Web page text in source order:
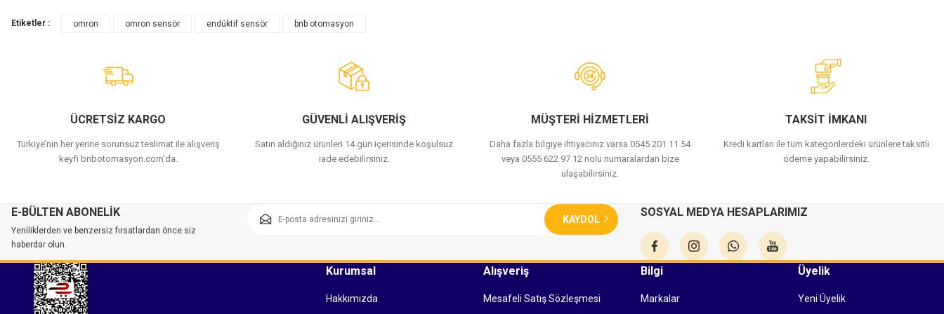
Etiketler : omron omron sensör endüktif sensör bnb otomasyon
ÜCRETSİZ KARGO
Türkiye’nin her yerine sorunsuz teslimat ile alışveriş
keyfi bnbotomasyon.com'da.
GÜVENLİ ALIŞVERİŞ
Satın aldığınız ürünleri 14 gün içerisinde koşulsuz
iade edebilirsiniz.
MÜŞTERİ HİZMETLERİ
Daha fazla bilgiye ihtiyacınız varsa 0545 201 11 54
veya 0555 622 97 12 nolu numaralardan bize
ulaşabilirsiniz.
TAKSİT İMKANI
Kredi kartları ile tüm kategorilerdeki ürünlere taksitli
ödeme yapabilirsiniz.
E-BÜLTEN ABONELİK
Yeniliklerden ve benzersiz fırsatlardan önce siz
haberdar olun.
KAYDOL
SOSYAL MEDYA HESAPLARIMIZ
Kurumsal
Hakkımızda
Alışveriş
Mesafeli Satış Sözleşmesi
Bilgi
Markalar
Üyelik
Yeni Üyelik